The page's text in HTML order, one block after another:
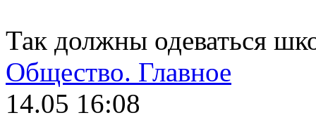
Так должны одеваться
Общество. Главное
14.05 16:08